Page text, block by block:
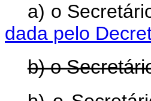
a) o
dada pelo
b) o